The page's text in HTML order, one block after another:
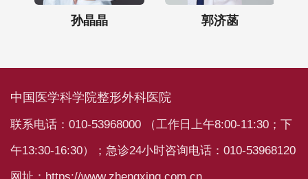
孙晶晶 郭济菡
中国医学科学院整形外科医院
联系电话：010-53968000 （工作日上午8:00-11:30；下
午13:30-16:30）；急诊24小时咨询电话：010-53968120